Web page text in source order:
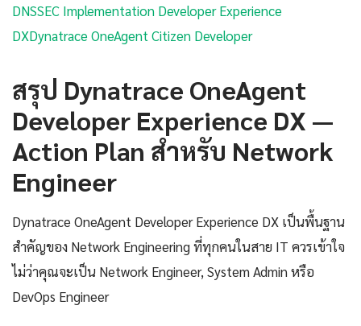
DNSSEC Implementation Developer Experience
DXDynatrace OneAgent Citizen Developer
สรุป Dynatrace OneAgent
Developer Experience DX —
Action Plan สำหรับ Network
Engineer
Dynatrace OneAgent Developer Experience DX เป็นพื้นฐาน
สำคัญของ Network Engineering ที่ทุกคนในสาย IT ควรเข้าใจ
ไม่ว่าคุณจะเป็น Network Engineer, System Admin หรือ
DevOps Engineer